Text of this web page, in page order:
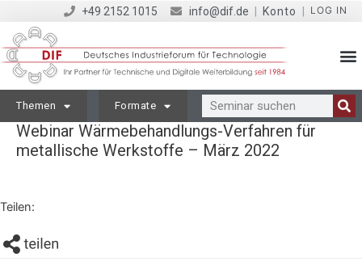
+49 2152 1015 info@dif.de Konto LOG IN
Themen Formate
Webinar Wärmebehandlungs-Verfahren für
metallische Werkstoffe – März 2022
Teilen: